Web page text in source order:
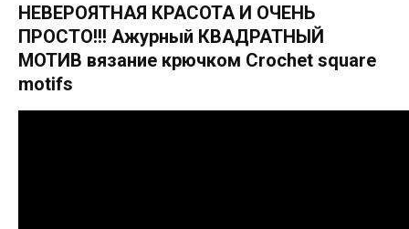
НЕВЕРОЯТНАЯ КРАСОТА И ОЧЕНЬ
ПРОСТО!!! Ажурный КВАДРАТНЫЙ
МОТИВ вязание крючком Crochet square
motifs